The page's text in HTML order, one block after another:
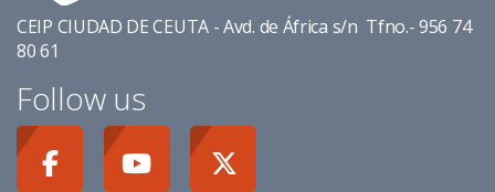
CEIP CIUDAD DE CEUTA - Avd. de África s/n Tfno.- 956 74
80 61
Follow us